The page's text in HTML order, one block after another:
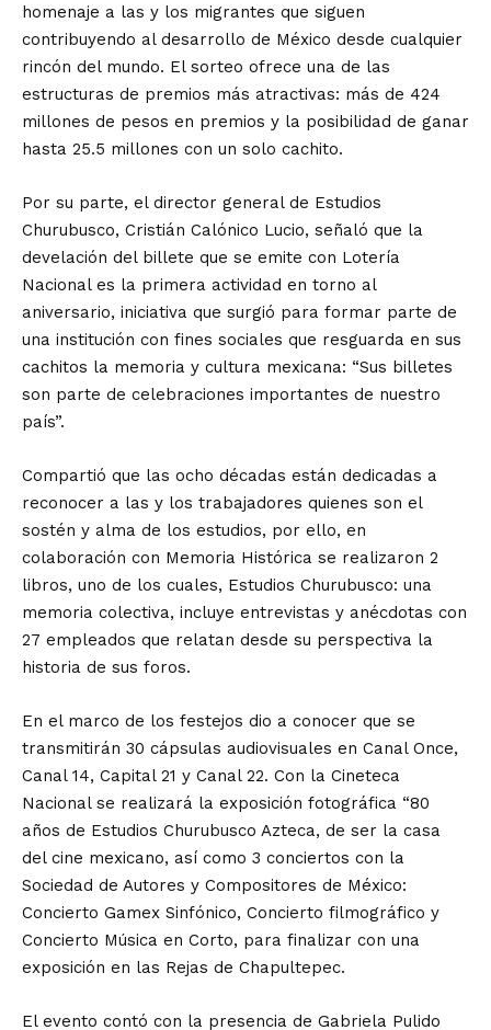
homenaje a las y los migrantes que siguen
contribuyendo al desarrollo de México desde cualquier
rincón del mundo. El sorteo ofrece una de las
estructuras de premios más atractivas: más de 424
millones de pesos en premios y la posibilidad de ganar
hasta 25.5 millones con un solo cachito.
Por su parte, el director general de Estudios
Churubusco, Cristián Calónico Lucio, señaló que la
develación del billete que se emite con Lotería
Nacional es la primera actividad en torno al
aniversario, iniciativa que surgió para formar parte de
una institución con fines sociales que resguarda en sus
cachitos la memoria y cultura mexicana: “Sus billetes
son parte de celebraciones importantes de nuestro
país”.
Compartió que las ocho décadas están dedicadas a
reconocer a las y los trabajadores quienes son el
sostén y alma de los estudios, por ello, en
colaboración con Memoria Histórica se realizaron 2
libros, uno de los cuales, Estudios Churubusco: una
memoria colectiva, incluye entrevistas y anécdotas con
27 empleados que relatan desde su perspectiva la
historia de sus foros.
En el marco de los festejos dio a conocer que se
transmitirán 30 cápsulas audiovisuales en Canal Once,
Canal 14, Capital 21 y Canal 22. Con la Cineteca
Nacional se realizará la exposición fotográfica “80
años de Estudios Churubusco Azteca, de ser la casa
del cine mexicano, así como 3 conciertos con la
Sociedad de Autores y Compositores de México:
Concierto Gamex Sinfónico, Concierto filmográfico y
Concierto Música en Corto, para finalizar con una
exposición en las Rejas de Chapultepec.
El evento contó con la presencia de Gabriela Pulido